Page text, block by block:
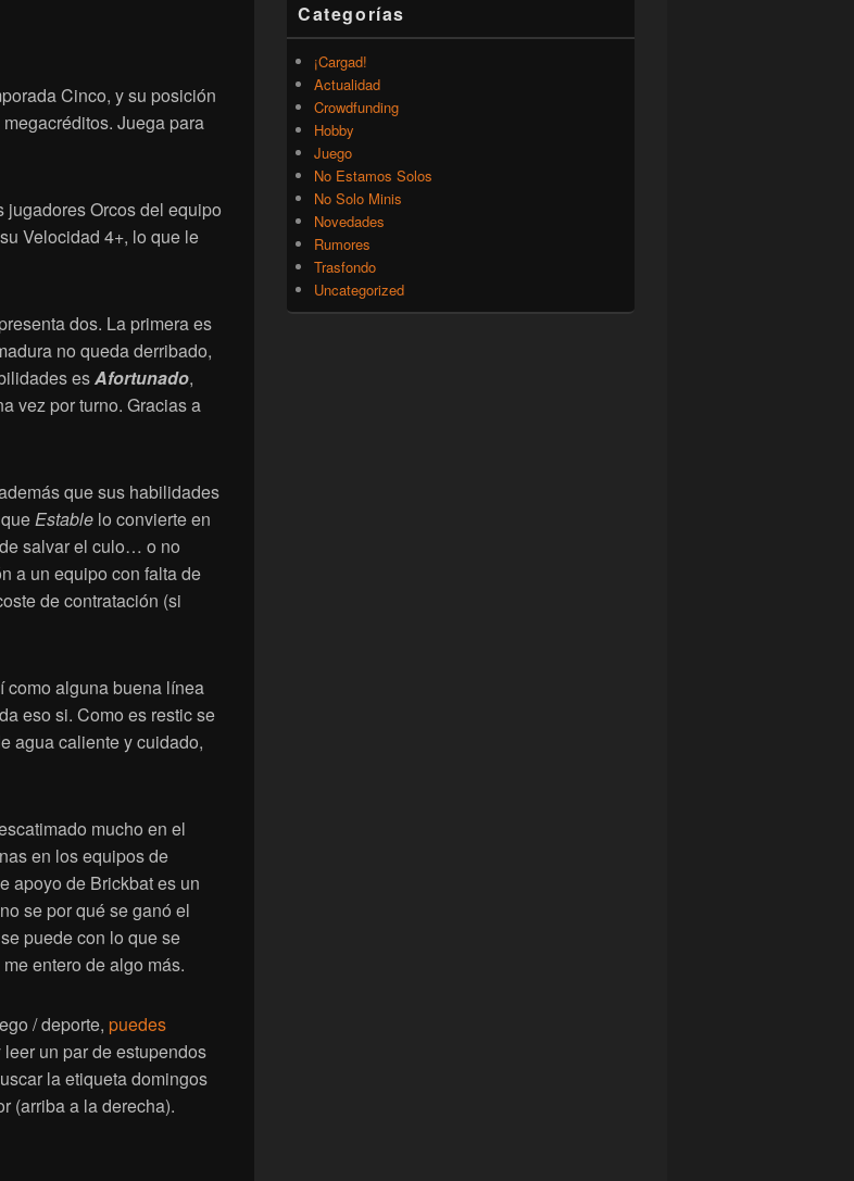
Cinco, y su posición
Juega para
jugadores Orcos del equipo
Velocidad 4+, lo que le
dos. La primera es
no queda derribado,
esAfortunado,
vez por turno. Gracias a
que sus habilidades
Estable lo convierte en
salvar el culo… o no
a un equipo con falta de
de contratación (si
como alguna buena línea
eso si. Como es restic se
agua caliente y cuidado,
mucho en el
en los equipos de
apoyo de Brickbat es un
se por qué se ganó el
puede con lo que se
entero de algo más.
/ deporte, puedes
leer un par de estupendos
la etiqueta domingos
(arriba a la derecha).
Categorías
¡Cargad!
Actualidad
Crowdfunding
Hobby
Juego
No Estamos Solos
No Solo Minis
Novedades
Rumores
Trasfondo
Uncategorized